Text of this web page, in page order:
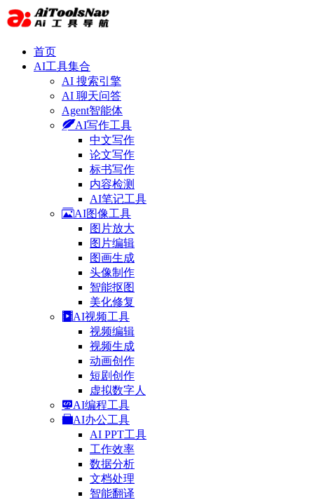
首页
AI工具集合
AI 搜索引擎
AI 聊天问答
Agent智能体
AI写作工具
中文写作
论文写作
标书写作
内容检测
AI笔记工具
AI图像工具
图片放大
图片编辑
图画生成
头像制作
智能抠图
美化修复
AI视频工具
视频编辑
视频生成
动画创作
短剧创作
虚拟数字人
AI编程工具
AI办公工具
AI PPT工具
工作效率
数据分析
文档处理
智能翻译